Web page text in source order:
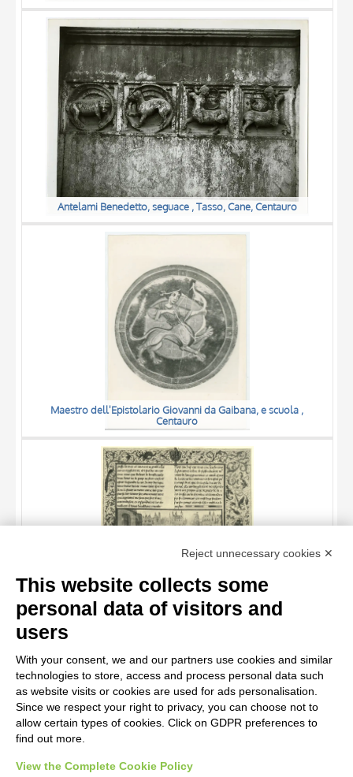
Antelami Benedetto, seguace , Tasso, Cane, Centauro
Maestro dell'Epistolario Giovanni da Gaibana, e scuola ,
Centauro
Mazerolles Philippe de , Corteo funebre di Riccardo II, re
Stemmi araldici, Centauro, Iniziale D, Iniziale decorata
OBJECT
LOCATION
Reject unnecessary cookies ✕
This website collects some
personal data of visitors and
users
With your consent, we and our partners use cookies and similar
technologies to store, access and process personal data such
as website visits or cookies are used for ads personalisation.
Since we respect your right to privacy, you can choose not to
allow certain types of cookies. Click on GDPR preferences to
find out more.
View the Complete Cookie Policy